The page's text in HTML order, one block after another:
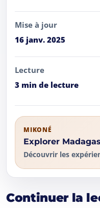
Mise à jour
16 janv. 2025
Lecture
3 min de lecture
MIKONÉ
Explorer
Découvrir les
Continuer la